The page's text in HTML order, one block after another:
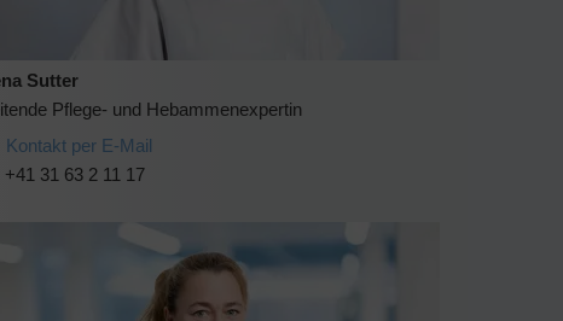
Sutter
Pflege- und Hebammenexpertin
Kontakt per E-Mail
+41 31 63 2 11 17